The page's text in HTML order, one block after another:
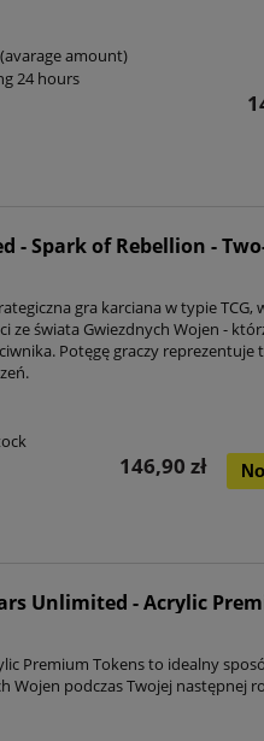
amount)
24 hours
- Spark of Rebellion -
gra karciana w typie TCG,
ze świata Gwiezdnych Wojen -
Potęgę graczy reprezentuje
146,90 zł
Unlimited - Acrylic
Premium Tokens to idealny
Wojen podczas Twojej następnej